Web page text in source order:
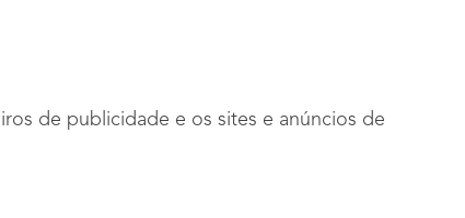
de publicidade e os sites e anúncios de